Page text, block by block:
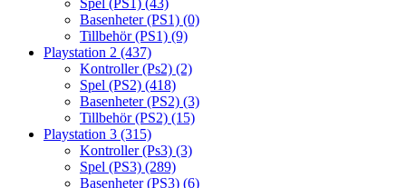
Spel (PS1) (43)
Basenheter (PS1) (0)
Tillbehör (PS1) (9)
Playstation 2 (437)
Kontroller (Ps2) (2)
Spel (PS2) (418)
Basenheter (PS2) (3)
Tillbehör (PS2) (15)
Playstation 3 (315)
Kontroller (Ps3) (3)
Spel (PS3) (289)
Basenheter (PS3) (6)